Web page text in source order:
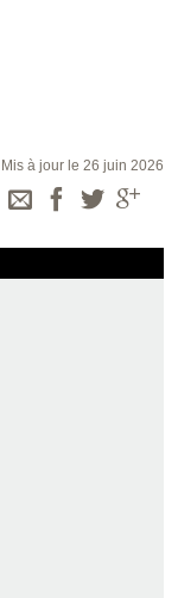
Mis à jour le 26 juin 2026